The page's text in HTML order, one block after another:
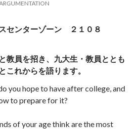
センターゾーン ２１０８
教員を招き、九大生・教員ととも
これからを語ります。
you hope to have after college, and
to prepare for it?
of your age think are the most